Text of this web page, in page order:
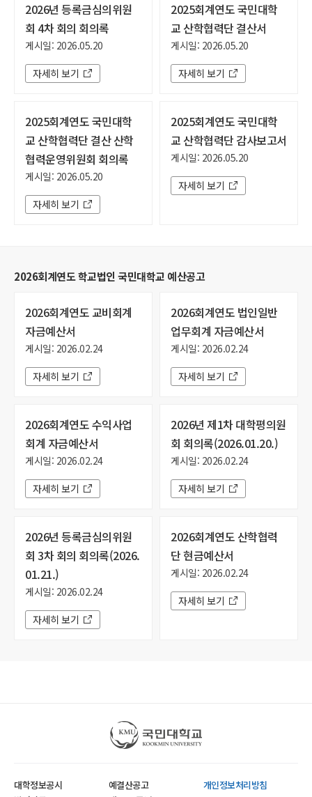
2026년 등록금심의위원
회 4차 회의 회의록
게시일: 2026.05.20
자세히 보기
2025회계연도 국민대학
교 산학협력단 결산서
게시일: 2026.05.20
자세히 보기
2025회계연도 국민대학
교 산학협력단 결산 산학
협력운영위원회 회의록
게시일: 2026.05.20
자세히 보기
2025회계연도 국민대학
교 산학협력단 감사보고서
게시일: 2026.05.20
자세히 보기
2026회계연도 학교법인 국민대학교 예산공고
2026회계연도 교비회계
자금예산서
게시일: 2026.02.24
자세히 보기
2026회계연도 법인일반
업무회계 자금예산서
게시일: 2026.02.24
자세히 보기
2026회계연도 수익사업
회계 자금예산서
게시일: 2026.02.24
자세히 보기
2026년 제1차 대학평의원
회 회의록(2026.01.20.)
게시일: 2026.02.24
자세히 보기
2026년 등록금심의위원
회 3차 회의 회의록(2026.
01.21.)
게시일: 2026.02.24
자세히 보기
2026회계연도 산학협력
단 현금예산서
게시일: 2026.02.24
자세히 보기
국민대학교
대학정보공시 예결산공고
개인정보처리방침